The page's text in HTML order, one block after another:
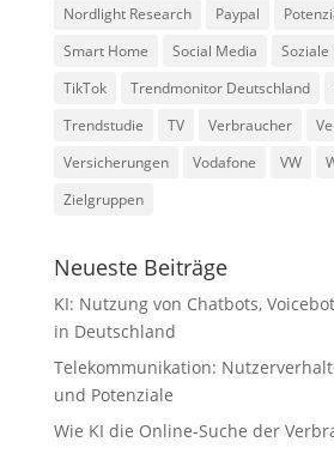
Nordlight Research
Paypal
Smart Home
Social Media
TikTok
Trendmonitor Deutschland
Trendstudie
TV Verbraucher
Versicherungen
Vodafone VW
Zielgruppen
Neueste Beiträge
KI: Nutzung von Chatbots,
in Deutschland
Telekommunikation:
und Potenziale
Wie KI die Online-Suche der